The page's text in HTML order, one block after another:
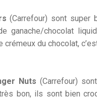
(Carrefour) sont super
ganache/chocolat
crémeux du chocolat,
Nuts (Carrefour)
bon, ils sont bien